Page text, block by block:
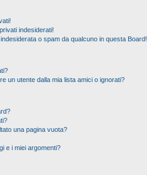
indesiderati!
o spam da qualcuno in questa Board!
un utente dalla mia lista amici o ignorati?
una pagina vuota?
e i miei argomenti?